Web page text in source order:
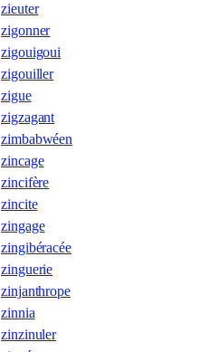
zieuter
zigonner
zigouigoui
zigouiller
zigue
zigzagant
zimbabwéen
zincage
zincifère
zincite
zingage
zingibéracée
zinguerie
zinjanthrope
zinnia
zinzinuler